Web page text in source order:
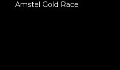
Amstel Gold Race